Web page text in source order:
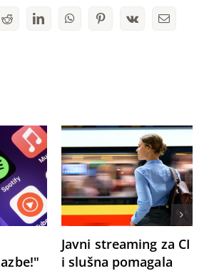
RedditLinkedInWhatsAppPinterest
Vk Email
Javni streaming za CI
i slušna pomagala